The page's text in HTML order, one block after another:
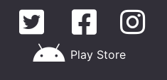
Play Store